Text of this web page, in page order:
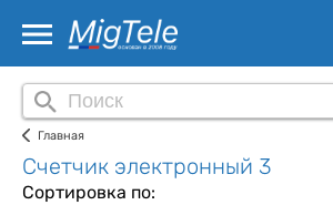
Главная
Счетчик электронный 3
Сортировка по: